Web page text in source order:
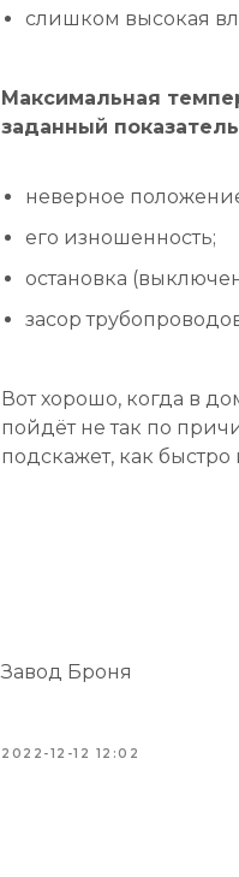
слишком высокая
Максимальная
заданный
неверное
его изношенность;
остановка
засор
Вот хорошо, когда в
пойдёт не так по
подскажет, как
Завод Броня
2022-12-12 12:02